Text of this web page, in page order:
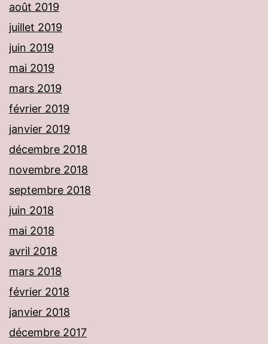
août 2019
juillet 2019
juin 2019
mai 2019
mars 2019
février 2019
janvier 2019
décembre 2018
novembre 2018
septembre 2018
juin 2018
mai 2018
avril 2018
mars 2018
février 2018
janvier 2018
décembre 2017